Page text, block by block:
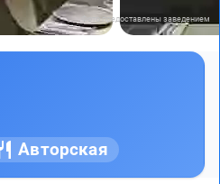
Фото предоставлены заведением
Авторская